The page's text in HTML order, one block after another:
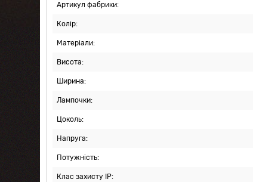
Артикул фабрики:
Колір:
Матеріали:
Висота:
Ширина:
Лампочки:
Цоколь:
Напруга:
Потужність:
Клас захисту IP: